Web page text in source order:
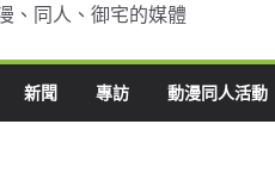
、同人、御宅的媒體
新聞 專訪 動漫同人活動